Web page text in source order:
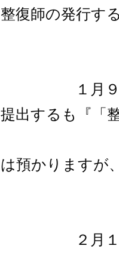
整復師の発行す
１月９日
提出するも『「
は預かりますが
２月１日